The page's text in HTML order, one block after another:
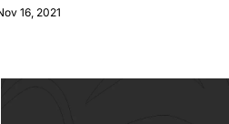
16, 2021